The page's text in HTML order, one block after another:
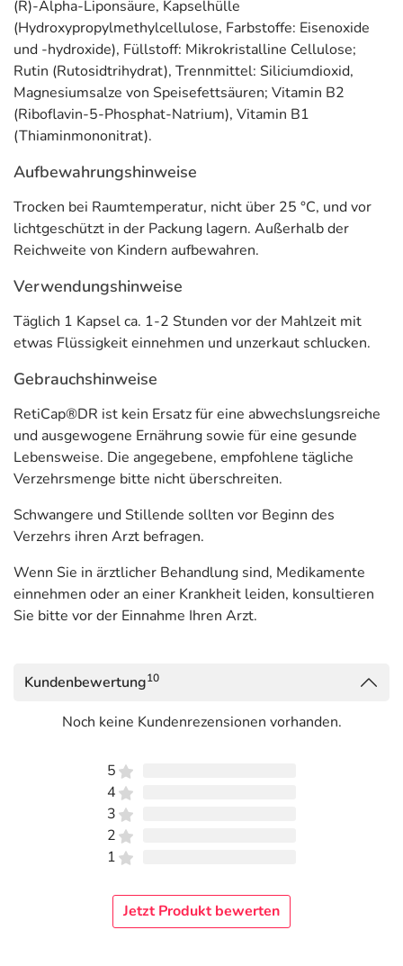
Vitamin B1 1,1 mg
Vitamin B2
1,4 mg
100
Rutin
25 mg ***
** Nährstoffreferenzwert gemäß EU-Verordnung Nr. 1169/2011
*** keine Referenzmenge vorhanden
Adresse des Lebensmittel-Unternehmens
ebiga-VISION GmbH
Brandteichstr. 20
17489 Greifswald
Informationen zu diesem Lebensmittel (wie z. B. Zutaten,
hinterlegt. (oben)
(R)-Alpha-Liponsäure, Kapselhülle
(Hydroxypropylmethylcellulose, Farbstoffe: Eisenoxide
und -hydroxide), Füllstoff: Mikrokristalline Cellulose;
Rutin (Rutosidtrihydrat), Trennmittel: Siliciumdioxid,
Magnesiumsalze von Speisefettsäuren; Vitamin B2
(Riboflavin-5-Phosphat-Natrium), Vitamin B1
(Thiaminmononitrat).
Aufbewahrungshinweise
Trocken bei Raumtemperatur, nicht über 25 °C, und vor
lichtgeschützt in der Packung lagern. Außerhalb der
Reichweite von Kindern aufbewahren.
Verwendungshinweise
Täglich 1 Kapsel ca. 1-2 Stunden vor der Mahlzeit mit
etwas Flüssigkeit einnehmen und unzerkaut schlucken.
Gebrauchshinweise
RetiCap®DR ist kein Ersatz für eine abwechslungsreiche
und ausgewogene Ernährung sowie für eine gesunde
Lebensweise. Die angegebene, empfohlene tägliche
Verzehrsmenge bitte nicht überschreiten.
Schwangere und Stillende sollten vor Beginn des
Verzehrs ihren Arzt befragen.
Wenn Sie in ärztlicher Behandlung sind, Medikamente
einnehmen oder an einer Krankheit leiden, konsultieren
Sie bitte vor der Einnahme Ihren Arzt.
Kundenbewertung10
Noch keine Kundenrezensionen vorhanden.
5
4
3
2
1
Jetzt Produkt bewerten